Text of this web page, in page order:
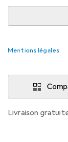
Mentions légales
1 pièce
Livraison